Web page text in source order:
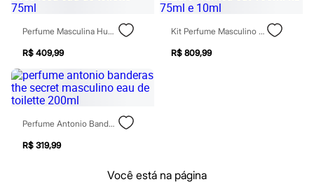
Sonic
Stitch
Beleza
Perfumes árabes
Novidades
Cabelos
Condicionador
Escovas e Pentes
Finalizadores
Shampoo
Tratamento
Cuidados com o corpo
Perfume Masculina Hugo Boss Iced Eau De Toilette 75ml
R$ 409,99
Kit Perfume Masculino Azzaro Wanted Edt 100ml Hb 75ml E 10ml
R$ 809,99
Perfume Antonio Banderas The Secret Masculino Eau De Toilette 200ml
R$ 319,99
Você está na página